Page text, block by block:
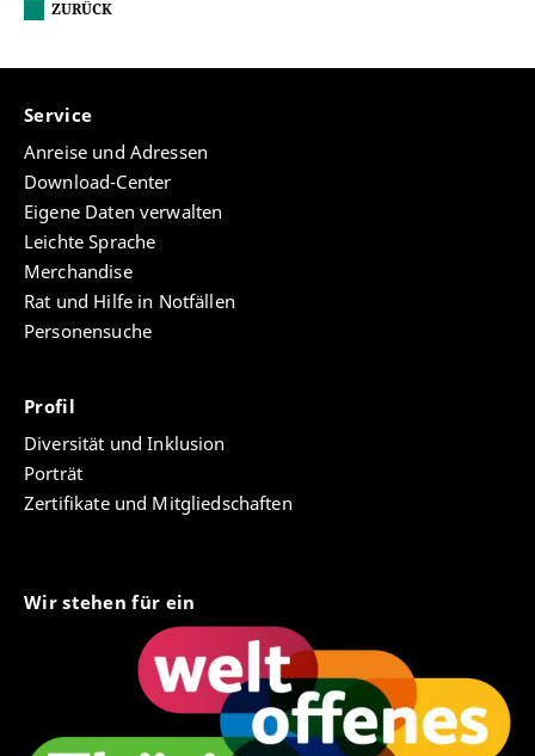
ZURÜCK
Service
Anreise und Adressen
Download-Center
Eigene Daten verwalten
Leichte Sprache
Merchandise
Rat und Hilfe in Notfällen
Personensuche
Profil
Diversität und Inklusion
Porträt
Zertifikate und Mitgliedschaften
Wir stehen für ein